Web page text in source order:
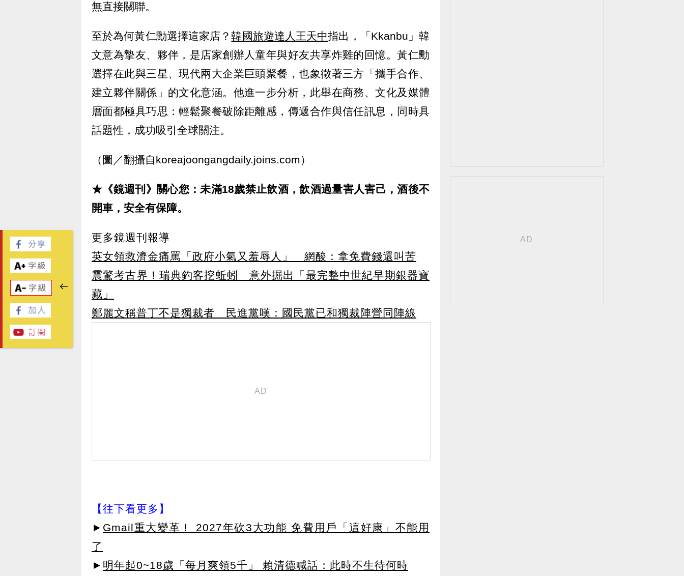
無直接關聯。
至於為何黃仁勳選擇這家店？韓國旅遊達人王天中指出，「Kkanbu」韓
文意為摯友、夥伴，是店家創辦人童年與好友共享炸雞的回憶。黃仁勳
選擇在此與三星、現代兩大企業巨頭聚餐，也象徵著三方「攜手合作、
建立夥伴關係」的文化意涵。他進一步分析，此舉在商務、文化及媒體
層面都極具巧思：輕鬆聚餐破除距離感，傳遞合作與信任訊息，同時具
話題性，成功吸引全球關注。
（圖／翻攝自koreajoongangdaily.joins.com）
★《鏡週刊》關心您：未滿18歲禁止飲酒，飲酒過量害人害己，酒後不
開車，安全有保障。
更多鏡週刊報導
英女領救濟金痛罵「政府小氣又羞辱人」 網酸：拿免費錢還叫苦
震驚考古界！瑞典釣客挖蚯蚓 意外掘出「最完整中世紀早期銀器寶
藏」
鄭麗文稱普丁不是獨裁者 民進黨嘆：國民黨已和獨裁陣營同陣線
【往下看更多】
► Gmail重大變革！ 2027年砍3大功能 免費用戶「這好康」不能用
了
► 明年起0~18歲「每月爽領5千」 賴清德喊話：此時不生待何時